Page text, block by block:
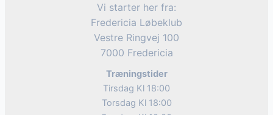
Vi starter her fra:
Fredericia Løbeklub
Vestre Ringvej 100
7000 Fredericia
Træningstider
Tirsdag Kl 18:00
Torsdag Kl 18:00